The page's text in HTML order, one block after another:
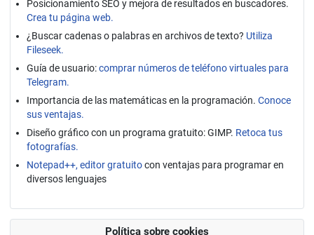
Posicionamiento SEO y mejora de resultados en buscadores.
Crea tu página web.
¿Buscar cadenas o palabras en archivos de texto? Utiliza
Fileseek.
Guía de usuario:comprar números de teléfono virtuales para
Telegram.
Importancia de las matemáticas en la programación. Conoce
sus ventajas.
Diseño gráfico con un programa gratuito: GIMP. Retoca tus
fotografías.
Notepad++, editor gratuitocon ventajas para programar en
diversos lenguajes
Política sobre cookies